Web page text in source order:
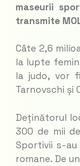
maseurii
transmite
Câte 2,6
la lupte
la judo, vor
Tarnovschi și
Deținătorul
300 de mii
Sportivii s-
romane. De